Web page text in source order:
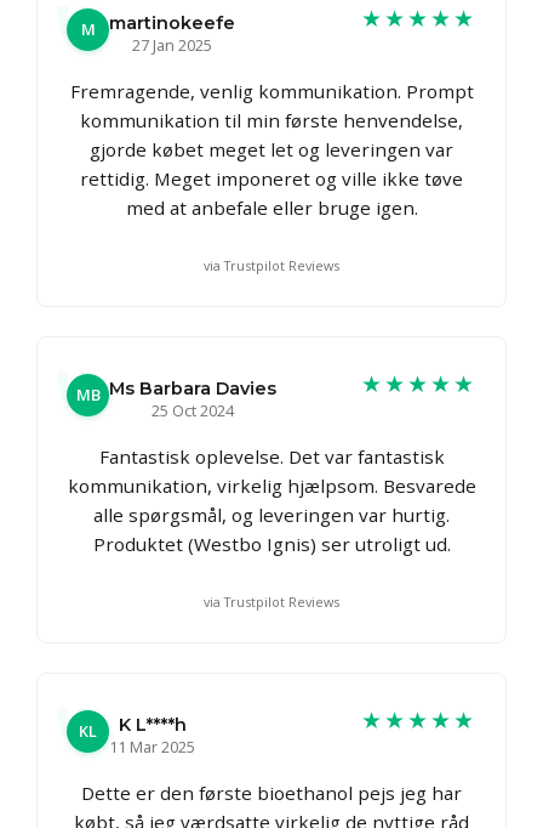
M
martinokeefe
27 Jan 2025
★★★★★
Fremragende, venlig kommunikation. Prompt
kommunikation til min første henvendelse,
gjorde købet meget let og leveringen var
rettidig. Meget imponeret og ville ikke tøve
med at anbefale eller bruge igen.
via Trustpilot Reviews
MB Ms Barbara Davies
25 Oct 2024
★★★★★
Fantastisk oplevelse. Det var fantastisk
kommunikation, virkelig hjælpsom. Besvarede
alle spørgsmål, og leveringen var hurtig.
Produktet (Westbo Ignis) ser utroligt ud.
via Trustpilot Reviews
KL
K L****h
11 Mar 2025
★★★★★
Dette er den første bioethanol pejs jeg har
købt, så jeg værdsatte virkelig de nyttige råd